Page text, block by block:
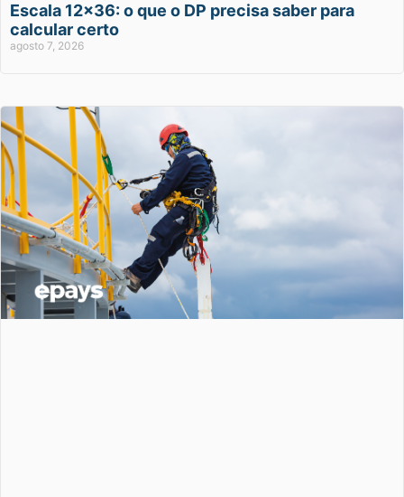
Escala 12×36: o que o DP precisa saber para
calcular certo
agosto 7, 2026